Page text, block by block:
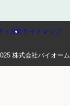
ィ方針サイトマップ
株式会社バイオーム